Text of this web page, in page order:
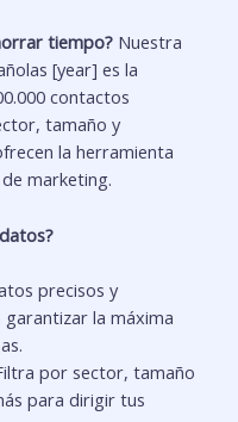
tiempo? Nuestra
[year] es la
contactos
tamaño y
la herramienta
marketing.
precisos y
la máxima
por sector, tamaño
para dirigir tus